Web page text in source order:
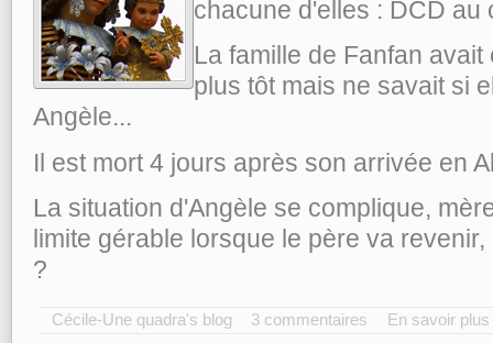
chacune d'elles : DCD au
La famille de Fanfan
plus tôt mais ne savait si
Angèle...
Il est mort 4 jours après son arrivée en
La situation d'Angèle se complique,
limite gérable lorsque le père va
?
Cécile-Une quadra's blog 3 commentaires En savoir plus